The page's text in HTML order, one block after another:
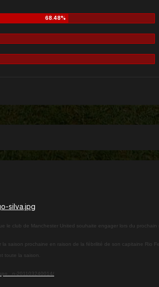
le club de Manchester United souhaite engager lors du prochain
saison prochaine en raison de la fébrilité de son capitaine Rio
toute la saison.
201103240014/